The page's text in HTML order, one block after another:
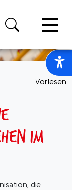
Vorlesen
IM
die